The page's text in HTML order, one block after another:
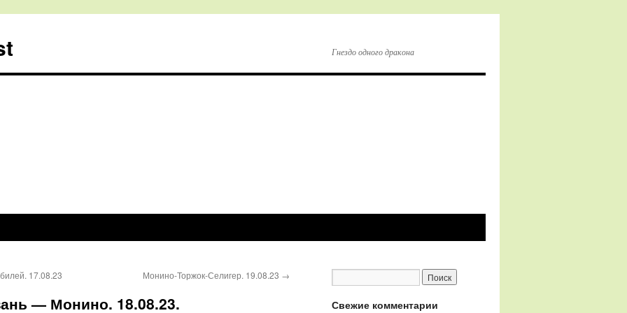
Гнездо одного дракона
17.08.23 Монино-Торжок-Селигер. 19.08.23 →
— Монино. 18.08.23. Свежие комментарии